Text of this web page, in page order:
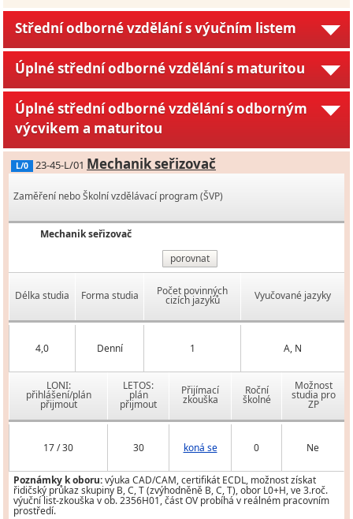
Střední odborné vzdělání s výučním listem
Úplné střední odborné vzdělání s maturitou
Úplné střední odborné vzdělání s odborným
výcvikem a maturitou
L/0 23-45-L/01 Mechanik seřizovač
Zaměření nebo Školní vzdělávací program (ŠVP)
Mechanik seřizovač
porovnat
Délka studia Forma studia Počet povinných
cizích jazyků Vyučované jazyky
4,0 Denní 1 A, N
LONI:
přihlášení/plán
přijmout
LETOS:
plán
přijmout
Přijímací
zkouška
Roční
školné
Možnost
studia pro
ZP
17 / 30 30 koná se 0 Ne
Poznámky k oboru:výuka CAD/CAM, certifikát ECDL, možnost získat
řidičský průkaz skupiny B, C, T (zvýhodněně B, C, T), obor L0+H, ve 3.roč.
výuční list-zkouška v ob. 2356H01, část OV probíhá v reálném pracovním
prostředí.